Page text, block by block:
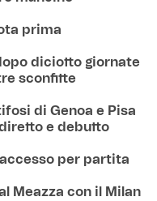
prima
diciotto giornate
sconfitte
di Genoa e Pisa
e debutto
per partita
Meazza con il Milan